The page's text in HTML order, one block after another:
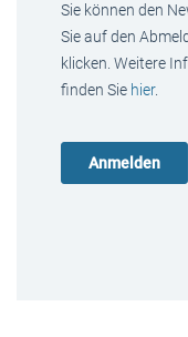
Sie können den
Sie auf den
klicken. Weitere
finden Sie hier.